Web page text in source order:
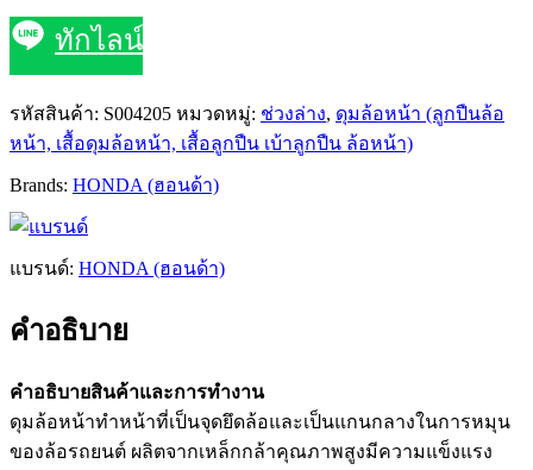
ทักไลน์
รหัสสินค้า: S004205 หมวดหมู่: ช่วงล่าง, ดุมล้อหน้า (ลูกปืนล้อ
หน้า, เสื้อดุมล้อหน้า, เสื้อลูกปืน เบ้าลูกปืน ล้อหน้า)
Brands: HONDA (ฮอนด้า)
แบรนด์: HONDA (ฮอนด้า)
คำอธิบาย
คำอธิบายสินค้าและการทำงาน
ดุมล้อหน้าทำหน้าที่เป็นจุดยึดล้อและเป็นแกนกลางในการหมุน
ของล้อรถยนต์ ผลิตจากเหล็กกล้าคุณภาพสูงมีความแข็งแรง